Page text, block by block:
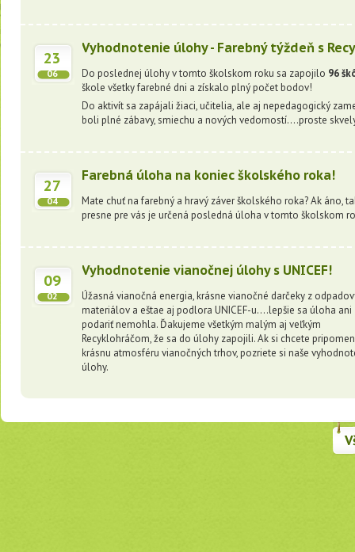
23
06
Vyhodnotenie úlohy - Farebný týždeň s
Do poslednej úlohy v tomto školskom roku sa zapojilo 96
škole všetky farebné dni a získalo plný počet bodov!
Do aktivít sa zapájali žiaci, učitelia, ale aj nepedagogický
boli plné zábavy, smiechu a nových vedomostí....proste
27
04
Farebná úloha na koniec školského roka!
Mate chuť na farebný a hravý záver školského roka? Ak áno,
presne pre vás je určená posledná úloha v tomto školskom
09
02
Vyhodnotenie vianočnej úlohy s UNICEF!
Úžasná vianočná energia, krásne vianočné darčeky z
materiálov a eštae aj podlora UNICEF-u....lepšie sa úloha ani
podariť nemohla. Ďakujeme všetkým malým aj veľkým
Recyklohráčom, že sa do úlohy zapojili. Ak si chcete
krásnu atmosféru vianočných trhov, pozriete si naše
úlohy.